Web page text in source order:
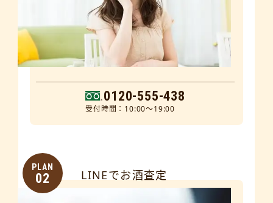
0120-555-438
受付時間：10:00～19:00
PLAN
02 LINEでお酒査定